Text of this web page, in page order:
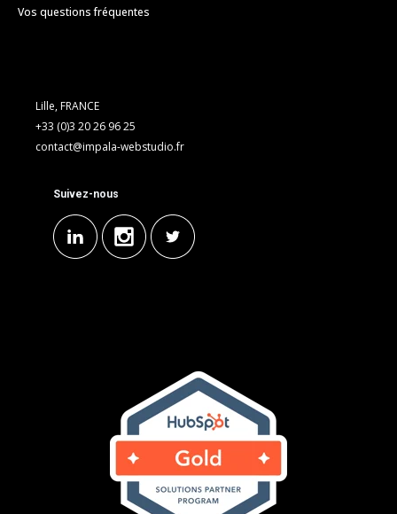
Vos questions fréquentes
Lille, FRANCE
+33 (0)3 20 26 96 25
contact@impala-webstudio.fr
Suivez-nous